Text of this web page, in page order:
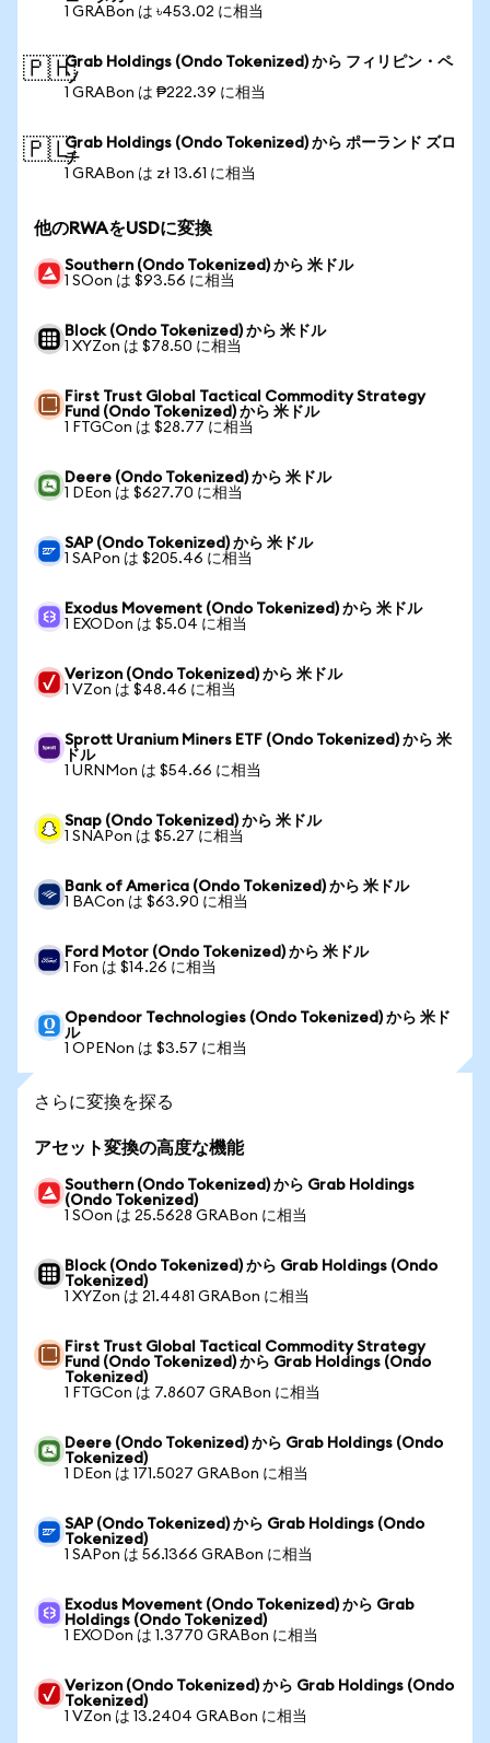
1 GRABon は ৳453.02 に相当
🇵🇭Grab Holdings (Ondo Tokenized) から フィリピン・ペ
ソ
1 GRABon は ₱222.39 に相当
🇵🇱Grab Holdings (Ondo Tokenized) から ポーランド ズロ
チ
1 GRABon は zł 13.61 に相当
他のRWAをUSDに変換
Southern (Ondo Tokenized) から 米ドル
1 SOon は $93.56 に相当
Block (Ondo Tokenized) から 米ドル
1 XYZon は $78.50 に相当
First Trust Global Tactical Commodity Strategy
Fund (Ondo Tokenized) から 米ドル
1 FTGCon は $28.77 に相当
Deere (Ondo Tokenized) から 米ドル
1 DEon は $627.70 に相当
SAP (Ondo Tokenized) から 米ドル
1 SAPon は $205.46 に相当
Exodus Movement (Ondo Tokenized) から 米ドル
1 EXODon は $5.04 に相当
Verizon (Ondo Tokenized) から 米ドル
1 VZon は $48.46 に相当
Sprott Uranium Miners ETF (Ondo Tokenized) から 米
ドル
1 URNMon は $54.66 に相当
Snap (Ondo Tokenized) から 米ドル
1 SNAPon は $5.27 に相当
Bank of America (Ondo Tokenized) から 米ドル
1 BACon は $63.90 に相当
Ford Motor (Ondo Tokenized) から 米ドル
1 Fon は $14.26 に相当
Opendoor Technologies (Ondo Tokenized) から 米ド
ル
1 OPENon は $3.57 に相当
さらに変換を探る
アセット変換の高度な機能
Southern (Ondo Tokenized) から Grab Holdings
(Ondo Tokenized)
1 SOon は 25.5628 GRABon に相当
Block (Ondo Tokenized) から Grab Holdings (Ondo
Tokenized)
1 XYZon は 21.4481 GRABon に相当
First Trust Global Tactical Commodity Strategy
Fund (Ondo Tokenized) から Grab Holdings (Ondo
Tokenized)
1 FTGCon は 7.8607 GRABon に相当
Deere (Ondo Tokenized) から Grab Holdings (Ondo
Tokenized)
1 DEon は 171.5027 GRABon に相当
SAP (Ondo Tokenized) から Grab Holdings (Ondo
Tokenized)
1 SAPon は 56.1366 GRABon に相当
Exodus Movement (Ondo Tokenized) から Grab
Holdings (Ondo Tokenized)
1 EXODon は 1.3770 GRABon に相当
Verizon (Ondo Tokenized) から Grab Holdings (Ondo
Tokenized)
1 VZon は 13.2404 GRABon に相当